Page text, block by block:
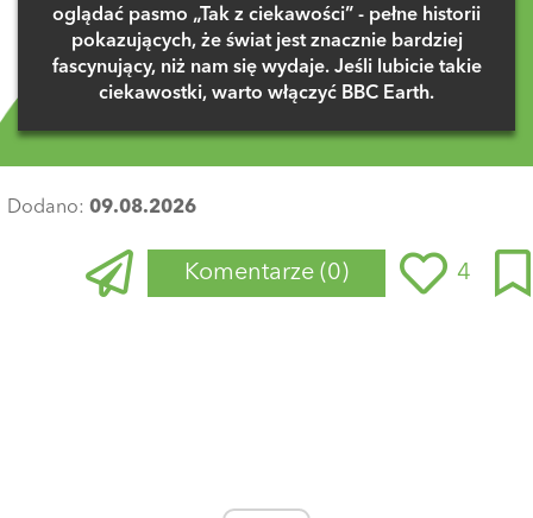
oglądać pasmo „Tak z ciekawości” - pełne historii
pokazujących, że świat jest znacznie bardziej
fascynujący, niż nam się wydaje. Jeśli lubicie takie
ciekawostki, warto włączyć BBC Earth.
Dodano: 09.08.2026
Komentarze (0) 4